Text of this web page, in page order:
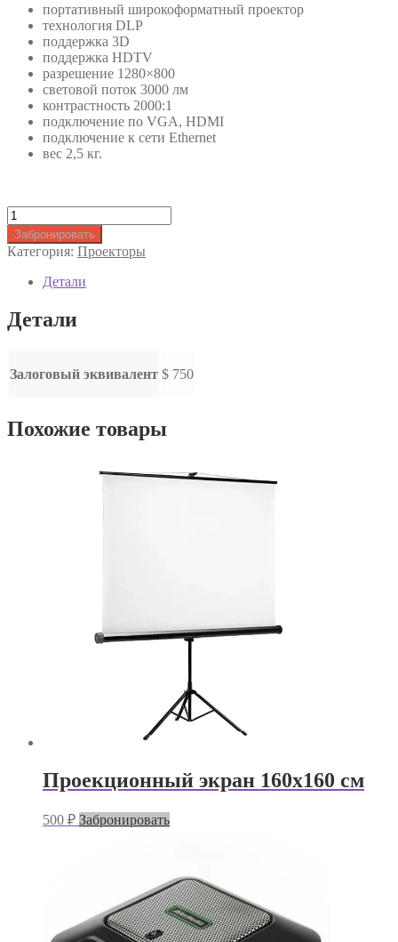
портативный широкоформатный проектор
технология DLP
поддержка 3D
поддержка HDTV
разрешение 1280×800
световой поток 3000 лм
контрастность 2000:1
подключение по VGA, HDMI
подключение к сети Ethernet
вес 2,5 кг.
Количество
товара
Проектор
NEC
V300W
Забронировать
Категория: Проекторы
Детали
Детали
Залоговый эквивалент $ 750
Похожие товары
Проекционный экран 160х160 см
500 ₽ Забронировать